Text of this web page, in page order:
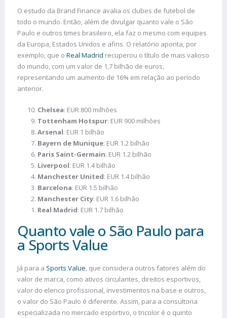
O estudo da Brand Finance avalia os clubes de futebol de
todo o mundo. Então, além de divulgar quanto vale o São
Paulo e outros times brasileiro, ela faz o mesmo com equipes
da Europa, Estados Unidos e afins. O relatório aponta, por
exemplo, que o Real Madrid recuperou o título de mais valioso
do mundo, com um valor de 1,7 bilhão de euros,
representando um aumento de 16% em relação ao período
anterior.
Chelsea: EUR 800 milhões
Tottenham Hotspur: EUR 900 milhões
Arsenal: EUR 1 bilhão
Bayern de Munique: EUR 1.2 bilhão
Paris Saint-Germain: EUR 1.2 bilhão
Liverpool: EUR 1.4 bilhão
Manchester United: EUR 1.4 bilhão
Barcelona: EUR 1.5 bilhão
Manchester City: EUR 1.6 bilhão
Real Madrid: EUR 1.7 bilhão
Quanto vale o São Paulo para
a Sports Value
Já para a Sports Value, que considera outros fatores além do
valor de marca, como ativos circulantes, direitos esportivos,
valor do elenco profissional, investimentos na base e outros,
o valor do São Paulo é diferente. Assim, para a consultoria
especializada no mercado esportivo, o tricolor é o quinto